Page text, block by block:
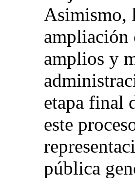
Asimismo,
ampliación
amplios y
etapa final
este
pública